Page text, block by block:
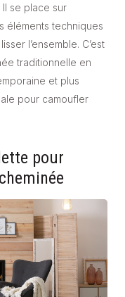
se place sur
éléments techniques
l’ensemble. C’est
traditionnelle en
et plus
pour camoufler
pour